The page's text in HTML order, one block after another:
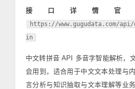
接口详情
https://www.gugudata.com/
in
中文转拼音 API 多音字智能解析，
会用到，适合用于中文文本处理与
言分析与知识抽取与文本理解等业